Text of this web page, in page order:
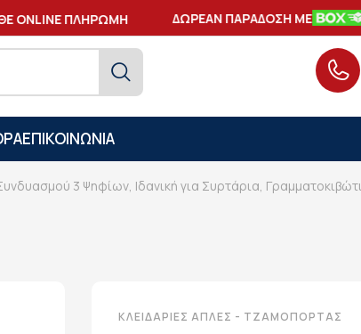
ΠΛΗΡΩΜΗ ΔΩΡΕΑΝ ΠΑΡΑΔΟΣΗ ΜΕ
ΕΠΙΚΟΙΝΩΝΙΑ
3 Ψηφίων, Ιδανική για Συρτάρια,
ΚΛΕΙΔΑΡΙΈΣ ΑΠΛΈΣ - ΤΖΑΜΌΠΟΡΤΑΣ